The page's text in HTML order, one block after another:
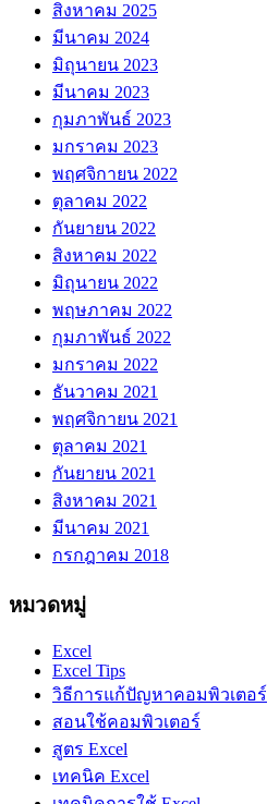
สิงหาคม 2025
มีนาคม 2024
มิถุนายน 2023
มีนาคม 2023
กุมภาพันธ์ 2023
มกราคม 2023
พฤศจิกายน 2022
ตุลาคม 2022
กันยายน 2022
สิงหาคม 2022
มิถุนายน 2022
พฤษภาคม 2022
กุมภาพันธ์ 2022
มกราคม 2022
ธันวาคม 2021
พฤศจิกายน 2021
ตุลาคม 2021
กันยายน 2021
สิงหาคม 2021
มีนาคม 2021
กรกฎาคม 2018
หมวดหมู่
Excel
Excel Tips
วิธีการแก้ปัญหาคอมพิวเตอร์
สอนใช้คอมพิวเตอร์
สูตร Excel
เทคนิค Excel